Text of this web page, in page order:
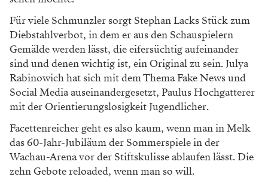
Für viele Schmunzler sorgt Stephan Lacks Stück zum
Diebstahlverbot, in dem er aus den Schauspielern
Gemälde werden lässt, die eifersüchtig aufeinander
sind und denen wichtig ist, ein Original zu sein. Julya
Rabinowich hat sich mit dem Thema Fake News und
Social Media auseinandergesetzt, Paulus Hochgatterer
mit der Orientierungslosigkeit Jugendlicher.
Facettenreicher geht es also kaum, wenn man in Melk
das 60-Jahr-Jubiläum der Sommerspiele in der
Wachau-Arena vor der Stiftskulisse ablaufen lässt. Die
zehn Gebote reloaded, wenn man so will.